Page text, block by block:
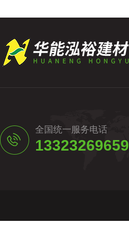
全国统一服务电话
13323269659